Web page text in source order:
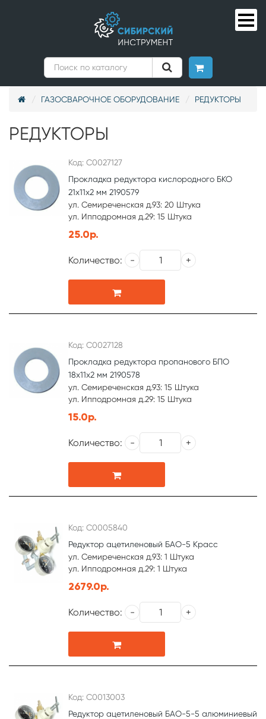
ГАЗОСВАРОЧНОЕ ОБОРУДОВАНИЕ РЕДУКТОРЫ
РЕДУКТОРЫ
Код: С0027127
Прокладка редуктора кислородного БКО
21х11х2 мм 2190579
ул. Семиреченская д.93: 20 Штука
ул. Ипподромная д.29: 15 Штука
25.0р.
Количество:
Код: С0027128
Прокладка редуктора пропанового БПО
18х11х2 мм 2190578
ул. Семиреченская д.93: 15 Штука
ул. Ипподромная д.29: 15 Штука
15.0р.
Количество:
Код: С0005840
Редуктор ацетиленовый БАО-5 Красс
ул. Семиреченская д.93: 1 Штука
ул. Ипподромная д.29: 1 Штука
2679.0р.
Количество:
Код: С0013003
Редуктор ацетиленовый БАО-5-5 алюминиевый